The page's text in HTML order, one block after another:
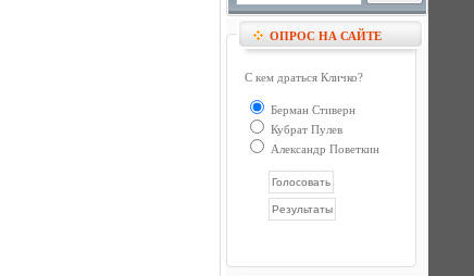
ОПРОС НА САЙТЕ
С кем драться Кличко?
Берман Стиверн
Кубрат Пулев
Александр Поветкин